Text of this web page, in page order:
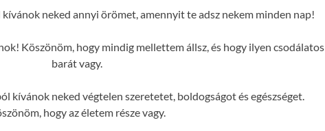
neked annyi örömet, amennyit te adsz nekem minden nap!
Köszönöm, hogy mindig mellettem állsz, és hogy ilyen csodálatos
barát vagy.
kívánok neked végtelen szeretetet, boldogságot és egészséget.
hogy az életem része vagy.